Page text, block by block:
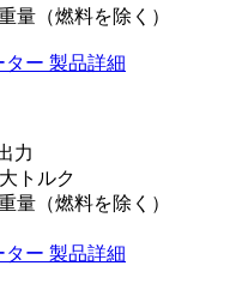
量（燃料を除く）
ター 製品詳細
力
トルク
量（燃料を除く）
ター 製品詳細